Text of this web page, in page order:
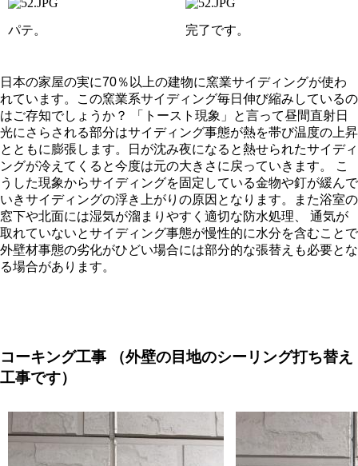
パテ。 完了です。
日本の家屋の実に70％以上の建物に窯業サイディングが使わ
れています。この窯業系サイディング毎日伸び縮みしているの
はご存知でしょうか？ 「トースト現象」と言って昼間直射日
光にさらされる部分はサイディング事態が熱を帯び温度の上昇
とともに膨張します。日が沈み夜になると熱せられたサイディ
ングが冷えてくると今度は元の大きさに戻っていきます。 こ
うした現象からサイディングを固定している金物や釘が緩んで
いきサイディングの浮き上がりの原因となります。また浴室の
窓下や北面には湿気が溜まりやすく適切な防水処理、 通気が
取れていないとサイディング事態が慢性的に水分を含むことで
外壁材事態の劣化がひどい場合には部分的な張替えも必要とな
る場合があります。
コーキング工事 （外壁の目地のシーリング打ち替え
工事です）